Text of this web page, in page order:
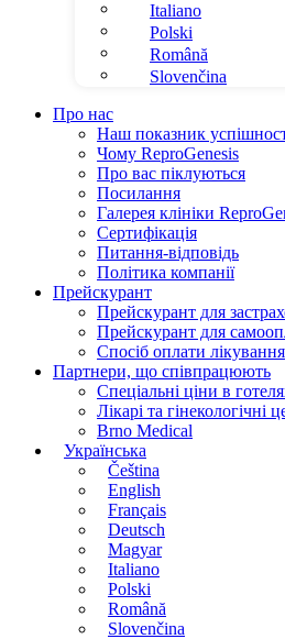
Italiano
Polski
Română
Slovenčina
Про нас
Наш показник
Чому ReproGenesis
Про вас піклуються
Посилання
Галерея клініки
Сертифікація
Питання-відповідь
Політика компанії
Прейскурант
Прейскурант для
Прейскурант для
Спосіб оплати лікування
Партнери, що співпрацюють
Спеціальні ціни в
Лікарі та гінекологічні
Brno Medical
Українська
Čeština
English
Français
Deutsch
Magyar
Italiano
Polski
Română
Slovenčina